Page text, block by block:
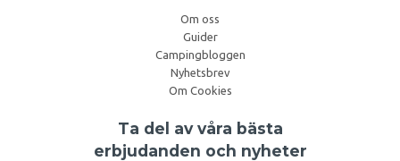
Om oss
Guider
Campingbloggen
Nyhetsbrev
Om Cookies
Ta del av våra bästa
erbjudanden och nyheter